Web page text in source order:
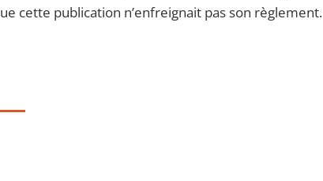
cette publication n’enfreignait pas son règlement.